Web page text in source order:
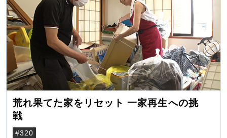
荒れ果てた家をリセット 一家再生への挑
戦
#320